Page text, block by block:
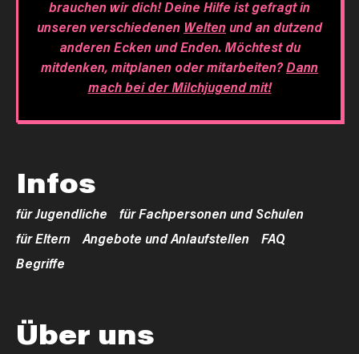
brauchen wir dich! Deine Hilfe ist gefragt in
unseren verschiedenen Weltenund an dutzend
anderen Ecken und Enden. Möchtest du
mitdenken, mitplanen oder mitarbeiten?Dann
mach bei der Milchjugend mit!
Infos
für Jugendliche
für Fachpersonen und Schulen
für Eltern
Angebote und Anlaufstellen
FAQ
Begriffe
Über uns